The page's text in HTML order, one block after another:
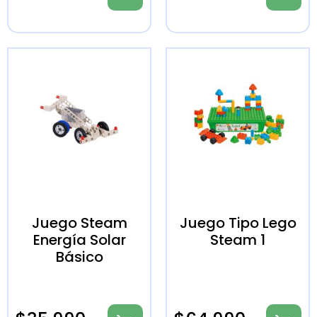
Juego Steam
Energía Solar
Básico
Juego Tipo Lego
Steam 1